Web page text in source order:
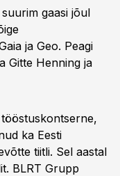
gaasi jõul
ja Geo. Peagi
Gitte Henning ja
ka Eesti
tiitli. Sel aastal
BLRT Grupp